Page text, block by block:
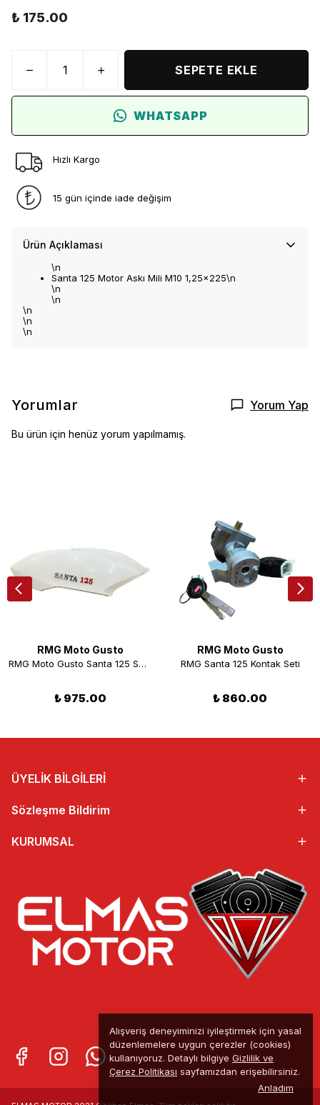
Alışveriş deneyiminizi iyileştirmek için yasal
düzenlemelere uygun çerezler (cookies)
kullanıyoruz. Detaylı bilgiye Gizlilik ve
Çerez Politikası sayfamızdan erişebilirsiniz.
Anladım
₺ 175.00
SEPETE EKLE
WHATSAPP
Hızlı Kargo
15 gün içinde iade değişim
Ürün Açıklaması
\n
Santa 125 Motor Askı Mili M10 1,25x225\n
\n
\n
\n
\n
\n
Yorumlar Yorum Yap
Bu ürün için henüz yorum yapılmamış.
RMG Moto Gusto
RMG Moto Gusto Santa 125 Sele Altı Sağ Kapak Beyaz
₺ 975.00
RMG Moto Gusto
RMG Santa 125 Kontak Seti
₺ 860.00
ÜYELİK BİLGİLERİ
Sözleşme Bildirim
KURUMSAL